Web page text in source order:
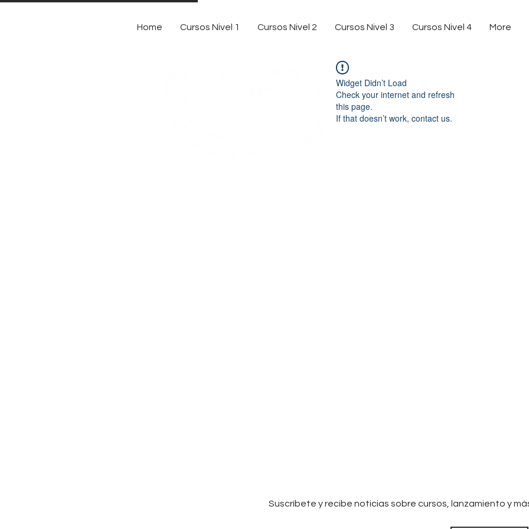
Home Cursos Nivel 1 Cursos Nivel 2 Cursos Nivel 3 Cursos Nivel 4 More
Widget Didn’t Load
Check your internet and refresh
this page.
If that doesn’t work, contact us.
Suscríbete y recibe noticias sobre cursos, lanzamiento y